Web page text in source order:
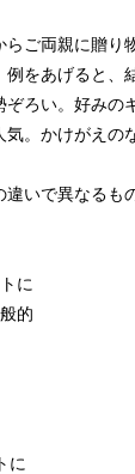
ご両親に贈
をあげると
ろい。好み
。かけがえ
いで異なる
に
的
に